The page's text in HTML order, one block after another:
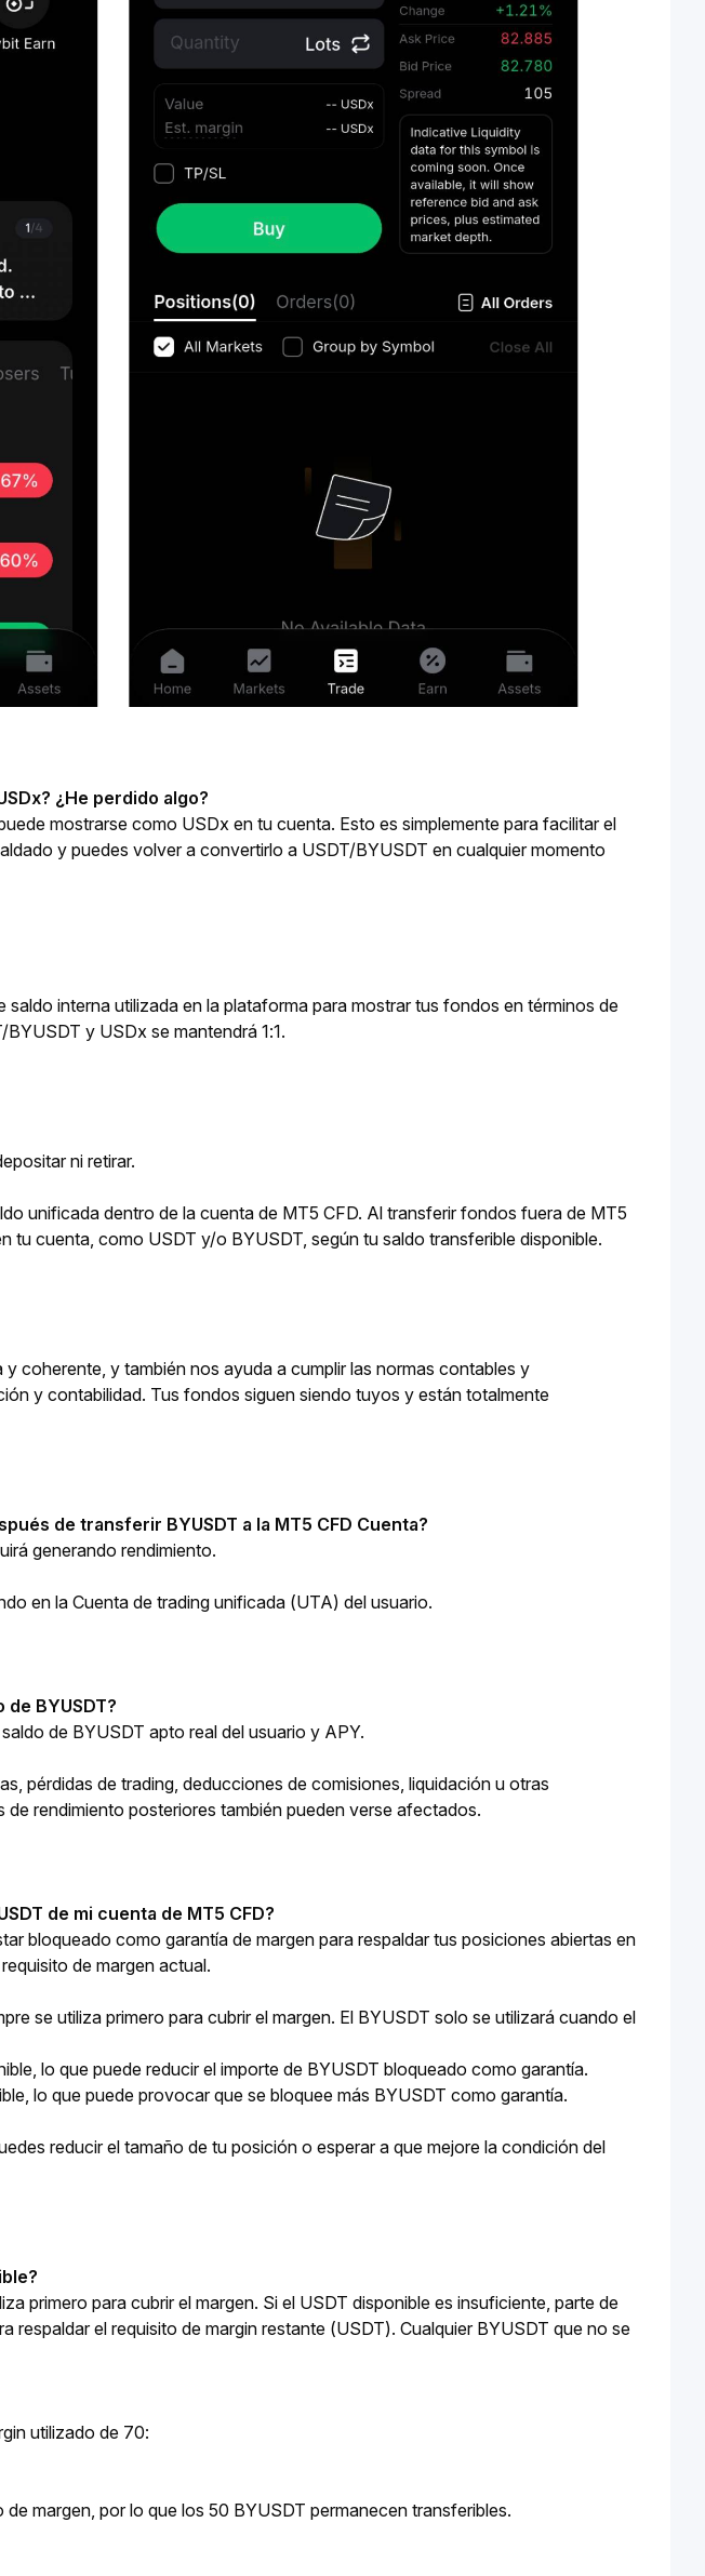
¿He perdido algo?
mostrarse como USDx en tu cuenta. Esto es simplemente para facilitar el
y puedes volver a convertirlo a USDT/BYUSDT en cualquier momento
interna utilizada en la plataforma para mostrar tus fondos en términos de
y USDx se mantendrá 1:1.
ni retirar.
unificada dentro de la cuenta de MT5 CFD. Al transferir fondos fuera de MT5
tu cuenta, como USDT y/o BYUSDT, según tu saldo transferible disponible.
coherente, y también nos ayuda a cumplir las normas contables y
y contabilidad. Tus fondos siguen siendo tuyos y están totalmente
de transferir BYUSDT a la MT5 CFD Cuenta?
generando rendimiento.
en la Cuenta de trading unificada (UTA) del usuario.
BYUSDT?
de BYUSDT apto real del usuario y APY.
pérdidas de trading, deducciones de comisiones, liquidación u otras
rendimiento posteriores también pueden verse afectados.
de mi cuenta de MT5 CFD?
bloqueado como garantía de margen para respaldar tus posiciones abiertas en
de margen actual.
se utiliza primero para cubrir el margen. El BYUSDT solo se utilizará cuando el
lo que puede reducir el importe de BYUSDT bloqueado como garantía.
lo que puede provocar que se bloquee más BYUSDT como garantía.
reducir el tamaño de tu posición o esperar a que mejore la condición del
primero para cubrir el margen. Si el USDT disponible es insuficiente, parte de
respaldar el requisito de margin restante (USDT). Cualquier BYUSDT que no se
utilizado de 70:
margen, por lo que los 50 BYUSDT permanecen transferibles.